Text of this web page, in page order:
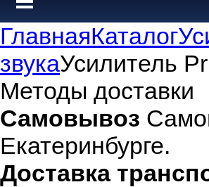
ГлавнаяКаталог
звукаУсилитель
Методы доставки
Самовывоз
Екатеринбурге.
Доставка